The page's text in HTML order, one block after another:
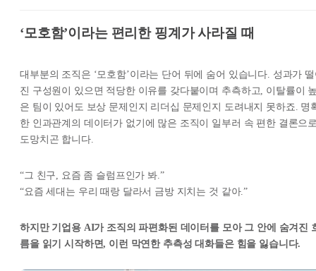
‘모호함’이라는 편리한 핑계가 사라질 때
대부분의 조직은 ‘모호함’이라는 단어 뒤에 숨어 있습니다. 성과가
진 구성원이 있으면 적당한 이유를 갖다붙이며 추측하고, 이탈률이
은 팀이 있어도 보상 문제인지 리더십 문제인지 도려내지 못하죠. 명
한 인과관계의 데이터가 없기에 많은 조직이 일부러 속 편한 결론으
도망치곤 합니다.
“그 친구, 요즘 좀 슬럼프인가 봐.”
“요즘 세대는 우리 때랑 달라서 금방 지치는 것 같아.”
하지만 기업용 AI가 조직의 파편화된 데이터를 모아 그 안에 숨겨진
름을 읽기 시작하면, 이런 막연한 추측성 대화들은 힘을 잃습니다.